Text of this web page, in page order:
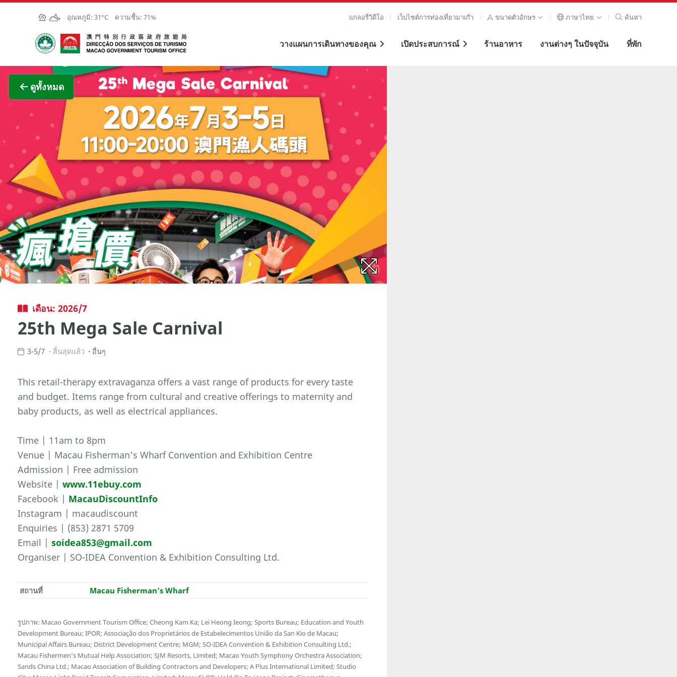
Skip to Main Content
อุณหภูมิ: 31°C ความชื้น: 71% แกลอรี่วิดีโอ เว็บไซต์การท่องเที่ยวมาเก๊า ขนาดตัวอักษร ภาษาไทย ค้นหา
สำนักงานการท่องเที่ยวของรัฐบาลมาเก๊า
วางแผนการเดินทางของคุณ เปิดประสบการณ์ ร้านอาหาร งานต่างๆ ในปัจจุบัน ที่พัก
ดูทั้งหมด
ภาพขยาย
เดือน: 2026/7
25th Mega Sale Carnival
3-5/7 สิ้นสุดแล้ว อื่นๆ
This retail-therapy extravaganza offers a vast range of products for every taste
and budget. Items range from cultural and creative offerings to maternity and
baby products, as well as electrical appliances.
Time | 11am to 8pm
Venue | Macau Fisherman's Wharf Convention and Exhibition Centre
Admission | Free admission
Website |www.11ebuy.com
Facebook | MacauDiscountInfo
Instagram | macaudiscount
Enquiries | (853) 2871 5709
Email |soidea853@gmail.com
Organiser | SO-IDEA Convention & Exhibition Consulting Ltd.
สถานที่ Macau Fisherman’s Wharf
รูปภาพ: Macao Government Tourism Office; Cheong Kam Ka; Lei Heong Ieong; Sports Bureau; Education and Youth
Development Bureau; IPOR; Associação dos Proprietários de Estabelecimentos União da San Kio de Macau;
Municipal Affairs Bureau; District Development Centre; MGM; SO-IDEA Convention & Exhibition Consulting Ltd.;
Macau Fishermen’s Mutual Help Association; SJM Resorts, Limited; Macao Youth Symphony Orchestra Association;
Sands China Ltd.; Macao Association of Building Contractors and Developers; A Plus International Limited; Studio